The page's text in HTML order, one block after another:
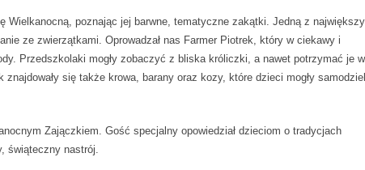
Wielkanocną, poznając jej barwne, tematyczne zakątki. Jedną z
ze zwierzątkami. Oprowadzał nas Farmer Piotrek, który w ciekawy i
Przedszkolaki mogły zobaczyć z bliska króliczki, a nawet potrzymać je w
się także krowa, barany oraz kozy, które dzieci mogły
Zajączkiem. Gość specjalny opowiedział dzieciom o tradycjach
świąteczny nastrój.